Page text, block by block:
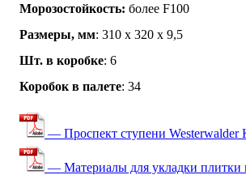
Морозостойкость: более F100
Размеры, мм: 310 x 320 x 9,5
Шт. в коробке: 6
Коробок в палете: 34
— Проспект ступени Westerwalder
— Материалы для укладки плитки